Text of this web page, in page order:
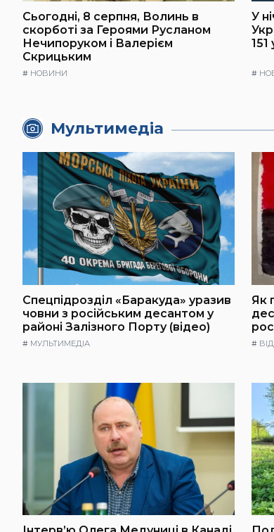
Сьогодні, 8 серпня, Волинь в
скорботі за Героями Русланом
Нечипоруком і Валерієм
Скрицьким
# НОВИНИ
У
#
Мультимедіа
Спецпідрозділ «Баракуда» уразив
човни з російським десантом у
районі Залізного Порту (відео)
# МУЛЬТИМЕДІА
Як
#